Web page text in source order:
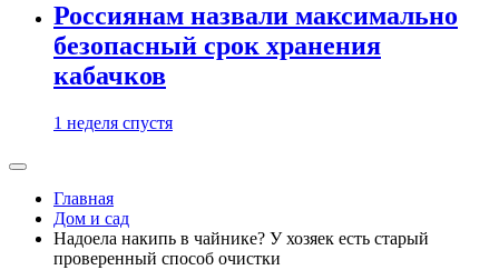
Россиянам назвали максимально
безопасный срок хранения
кабачков
1 неделя спустя
Главная
Дом и сад
Надоела накипь в чайнике? У хозяек есть старый
проверенный способ очистки